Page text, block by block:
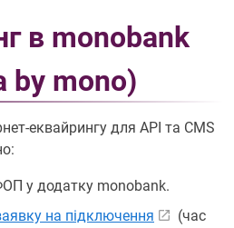
в monobank
by mono)
еквайрингу для API та CMS
у додатку monobank.
на підключення
(час